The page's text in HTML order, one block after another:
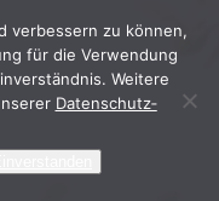
verbessern zu können,
für die Verwendung
Weitere
Daten­schutz­